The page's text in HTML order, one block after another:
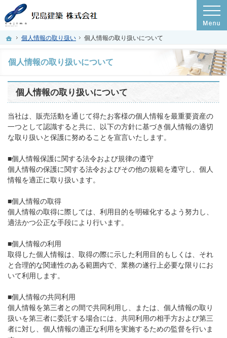
ホーム
個人情報の取り扱い 個人情報の取り扱いについて
個人情報の取り扱いについて
プロの目線からご提案。岡山県玉野市の注文住宅・新築戸建てを手がける工務店
岡山県岡山市の新築・注文住宅・新築戸建てを手がける工務店ならコノハウス
個人情報の取り扱いについて
当社は、販売活動を通じて得たお客様の個人情報を最重要資産の
一つとして認識すると共に、以下の方針に基づき個人情報の適切
な取り扱いと保護に努めることを宣言いたします。
■個人情報保護に関する法令および規律の遵守
個人情報の保護に関する法令およびその他の規範を遵守し、個人
情報を適正に取り扱います。
■個人情報の取得
個人情報の取得に際しては、利用目的を明確化するよう努力し、
適法かつ公正な手段により行います。
■個人情報の利用
取得した個人情報は、取得の際に示した利用目的もしくは、それ
と合理的な関連性のある範囲内で、業務の遂行上必要な限りにお
いて利用します。
■個人情報の共同利用
個人情報を第三者との間で共同利用し、または、個人情報の取り
扱いを第三者に委託する場合には、共同利用の相手方および第三
者に対し、個人情報の適正な利用を実施するための監督を行いま